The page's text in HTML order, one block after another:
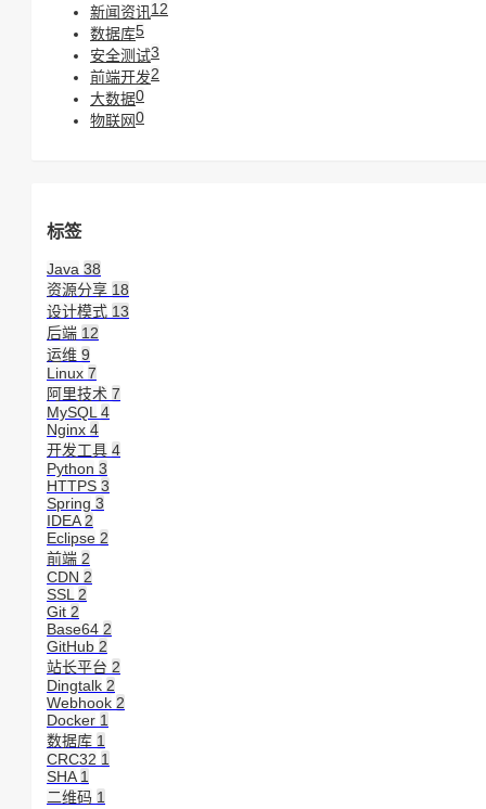
新闻资讯12
数据库5
安全测试3
前端开发2
大数据0
物联网0
标签
Java 38
资源分享 18
设计模式 13
后端 12
运维 9
Linux 7
阿里技术 7
MySQL 4
Nginx 4
开发工具 4
Python 3
HTTPS 3
Spring 3
IDEA 2
Eclipse 2
前端 2
CDN 2
SSL 2
Git 2
Base64 2
GitHub 2
站长平台 2
Dingtalk 2
Webhook 2
Docker 1
数据库 1
CRC32 1
SHA 1
二维码 1